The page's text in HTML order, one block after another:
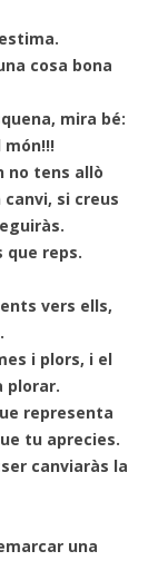
cosa bona
mira bé:
no tens allò
si creus
que reps.
vers ells,
i plors, i el
plorar.
representa
tu aprecies.
canviaràs la
una